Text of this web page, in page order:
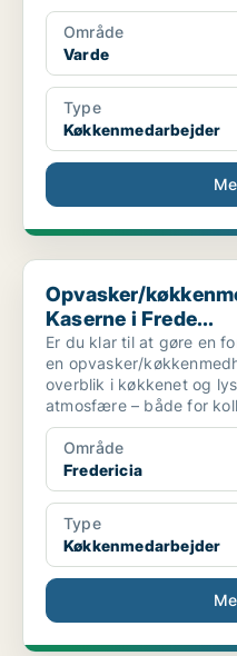
Område
Varde
Type
Køkkenmedarbejder
Opvasker/
Opvasker/
Kaserne i Frede...
Er du klar til at gøre en
en opvasker/
overblik i køkkenet og
atmosfære – både for
Område
Fredericia
Type
Køkkenmedarbejder